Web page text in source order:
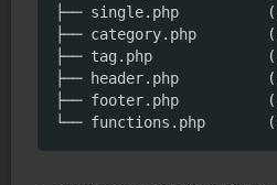
├── single.php
├── category.php
├── tag.php
├── header.php
├── footer.php
└── functions.php